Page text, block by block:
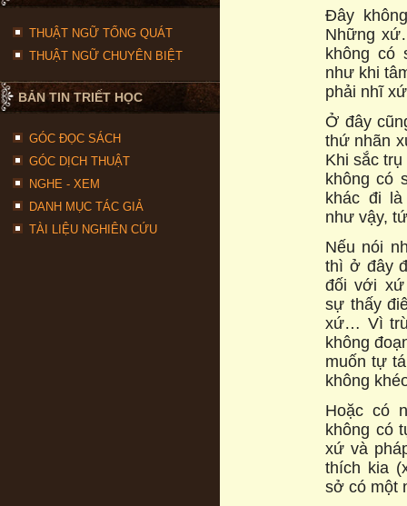
THUẬT NGỮ TỔNG QUÁT
THUẬT NGỮ CHUYÊN BIỆT
BẢN TIN TRIẾT HỌC
GÓC ĐỌC SÁCH
GÓC DỊCH THUẬT
NGHE - XEM
DANH MỤC TÁC GIẢ
TÀI LIỆU NGHIÊN CỨU
Đây
Những
không có
như khi
phải nhĩ
Ở đây
thứ nhãn
Khi sắc
không có
khác đi
như vậy,
Nếu nói
thì ở đây
đối với xứ
sự thấy
xứ… Vì trừ
không
muốn tự
không
Hoặc có
không có
xứ và
thích kia
sở có một